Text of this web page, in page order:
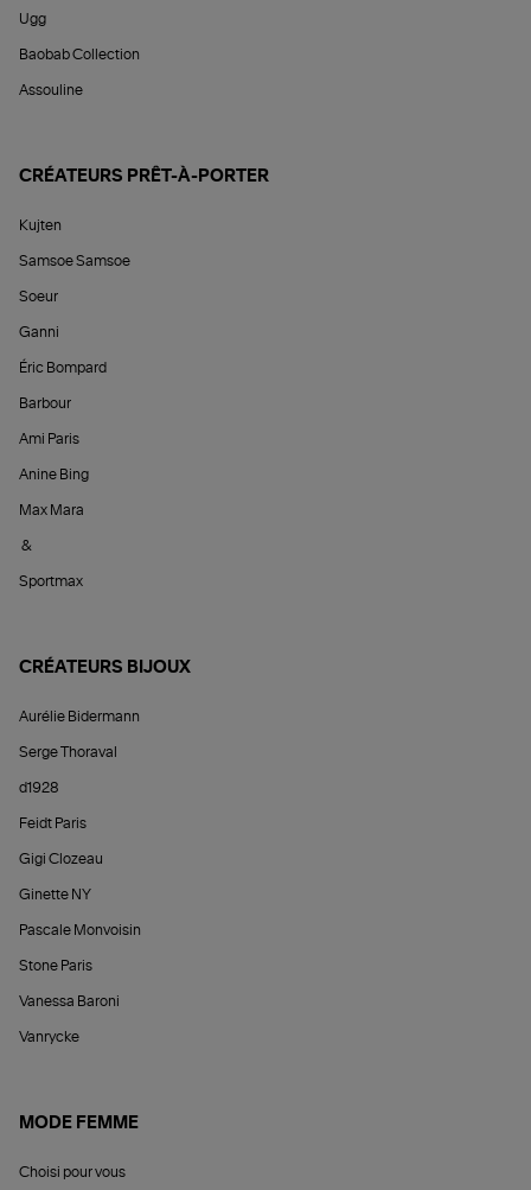
Ugg
Baobab Collection
Assouline
CRÉATEURS PRÊT-À-PORTER
Kujten
Samsoe Samsoe
Soeur
Ganni
Éric Bompard
Barbour
Ami Paris
Anine Bing
Max Mara
&
Sportmax
CRÉATEURS BIJOUX
Aurélie Bidermann
Serge Thoraval
d1928
Feidt Paris
Gigi Clozeau
Ginette NY
Pascale Monvoisin
Stone Paris
Vanessa Baroni
Vanrycke
MODE FEMME
Choisi pour vous